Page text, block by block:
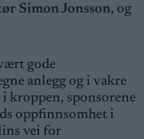
Simon Jonsson, og
gode
anlegg og i vakre
kroppen, sponsorene
oppfinnsomhet i
vei for